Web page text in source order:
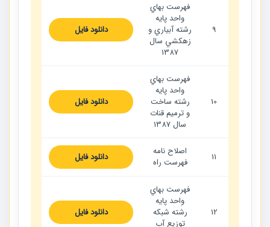
9
فهرست بهاي
واحد پايه
رشته آبياري و
زهكشي سال
1387
دانلود فایل
10
فهرست بهاي
واحد پايه
رشته ساخت
و ترميم قنات
سال 1387
دانلود فایل
11
اصلاح نامه
فهرست راه
دانلود فایل
12
فهرست بهاي
واحد پايه
رشته شبكه
توزيع آب
دانلود فایل